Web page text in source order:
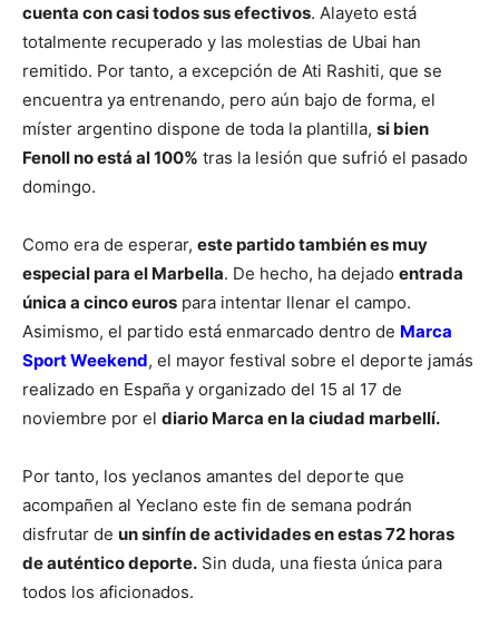
cuenta con casi todos sus efectivos. Alayeto está
totalmente recuperado y las molestias de Ubai han
remitido. Por tanto, a excepción de Ati Rashiti, que se
encuentra ya entrenando, pero aún bajo de forma, el
míster argentino dispone de toda la plantilla, si bien
Fenoll no está al 100% tras la lesión que sufrió el pasado
domingo.
Como era de esperar, este partido también es muy
especial para el Marbella. De hecho, ha dejado entrada
única a cinco euros para intentar llenar el campo.
Asimismo, el partido está enmarcado dentro de Marca
Sport Weekend, el mayor festival sobre el deporte jamás
realizado en España y organizado del 15 al 17 de
noviembre por el diario Marca en la ciudad marbellí.
Por tanto, los yeclanos amantes del deporte que
acompañen al Yeclano este fin de semana podrán
disfrutar de un sinfín de actividades en estas 72 horas
de auténtico deporte. Sin duda, una fiesta única para
todos los aficionados.